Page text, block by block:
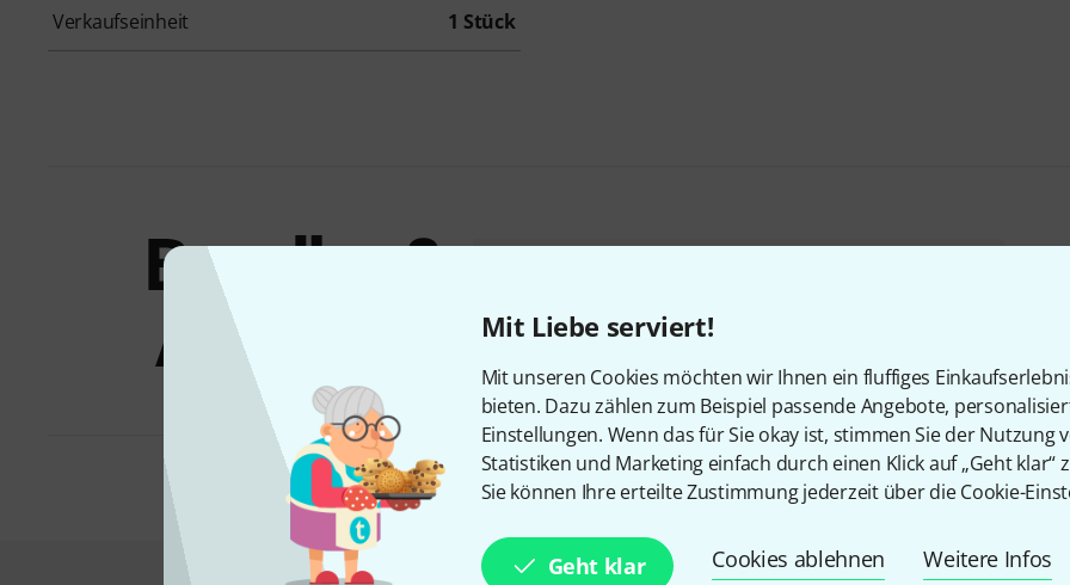
Mit Liebe serviert!
Mit unseren Cookies möchten wir Ihnen ein fluffiges
bieten. Dazu zählen zum Beispiel passende Angebote,
Einstellungen. Wenn das für Sie okay ist, stimmen Sie der Nutzung
Statistiken und Marketing einfach durch einen Klick auf „Geht klar“
Sie können Ihre erteilte Zustimmung jederzeit über die Cookie-
Geht klar Cookies ablehnen Weitere Infos
Verkaufseinheit 1 Stück
Bundles &
Angebote 2.559 €